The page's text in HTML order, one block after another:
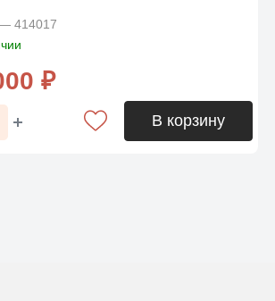
414017
₽
В корзину